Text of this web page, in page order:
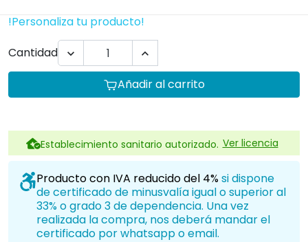
!Personaliza tu producto!
Cantidad
 
Añadir al carrito
Establecimiento sanitario autorizado. Ver licencia
Producto con IVA reducido del 4%si dispone
de certificado de minusvalía igual o superior al
33% o grado 3 de dependencia. Una vez
realizada la compra, nos deberá mandar el
certificado por whatsapp o email.